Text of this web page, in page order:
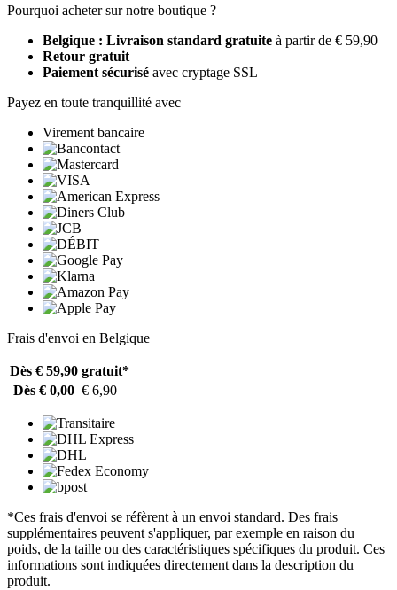
Pourquoi acheter sur notre boutique ?
Belgique : Livraison standard gratuite à partir de € 59,90
Retour gratuit
Paiement sécurisé avec cryptage SSL
Payez en toute tranquillité avec
Virement bancaire
Frais d'envoi en Belgique
Dès € 59,90 gratuit*
Dès € 0,00 € 6,90
*Ces frais d'envoi se réfèrent à un envoi standard. Des frais
supplémentaires peuvent s'appliquer, par exemple en raison du
poids, de la taille ou des caractéristiques spécifiques du produit. Ces
informations sont indiquées directement dans la description du
produit.